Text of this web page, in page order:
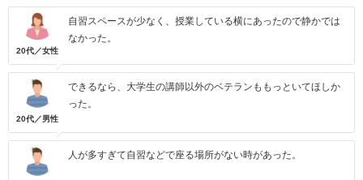
20代／女性
自習スペースが少なく、授業している横にあったので静かでは
なかった。
20代／男性
できるなら、大学生の講師以外のベテランももっといてほしか
った。
人が多すぎて自習などで座る場所がない時があった。